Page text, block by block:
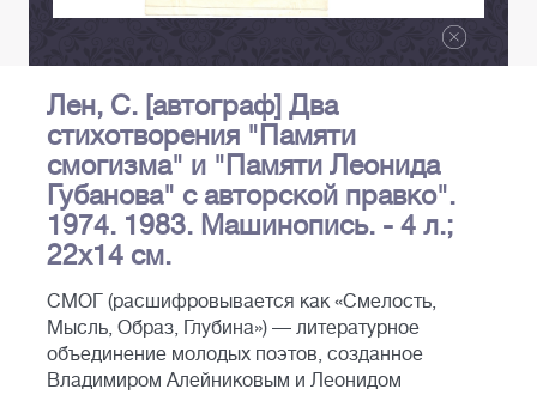
Лен, С. [автограф] Два
стихотворения "Памяти
смогизма" и "Памяти Леонида
Губанова" с авторской правко".
1974. 1983. Машинопись. - 4 л.;
22х14 см.
СМОГ (расшифровывается как «Смелость,
Мысль, Образ, Глубина») — литературное
объединение молодых поэтов, созданное
Владимиром Алейниковым и Леонидом